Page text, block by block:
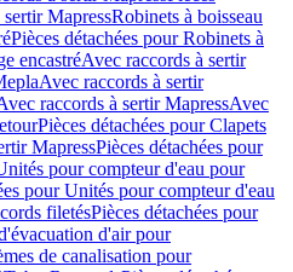
MapressRobinets à boisseau
Pièces détachées pour Robinets à
encastréAvec raccords à sertir
Avec raccords à sertir
raccords à sertir MapressAvec
Pièces détachées pour Clapets
MapressPièces détachées pour
pour compteur d'eau pour
pour Unités pour compteur d'eau
filetésPièces détachées pour
d'air pour
de canalisation pour